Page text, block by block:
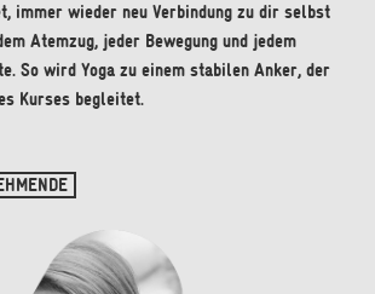
immer wieder neu Verbindung zu dir selbst
Atemzug, jeder Bewegung und jedem
So wird Yoga zu einem stabilen Anker, der
Kurses begleitet.